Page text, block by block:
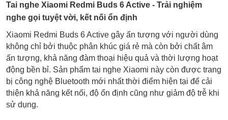
Tai nghe Xiaomi Redmi Buds 6 Active - Trải nghiệm
nghe gọi tuyệt vời, kết nối ổn định
Xiaomi Redmi Buds 6 Active gây ấn tượng với người dùng
không chỉ bởi thuộc phân khúc giá rẻ mà còn bởi chất âm
ấn tượng, khả năng đàm thoại hiệu quả và thời lượng hoạt
động bền bỉ. Sản phẩm tai nghe Xiaomi này còn được trang
bị công nghệ Bluetooth mới nhất thời điểm hiện tại để cải
thiện khả năng kết nối, độ ổn định cũng như giảm độ trễ khi
sử dụng.